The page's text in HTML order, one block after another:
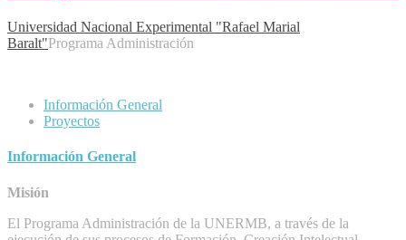
Universidad Nacional Experimental "Rafael Marial
Baralt"Programa Administración
Información General
Proyectos
Información General
Misión
El Programa Administración de la UNERMB, a través de la